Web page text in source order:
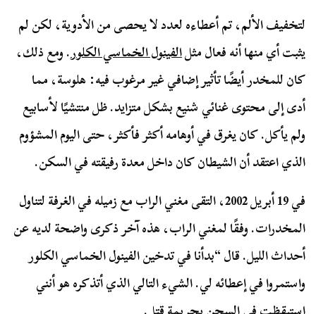
لتخفيف الألم، تم أعطاءه لعدد لا يحصى من الأدوية، لكن لم
يثبت أي منها أنه فعال مثلالفينول الخماسي الكلور. ومع ذلك،
كان للمخدر أيضًا تأثير إضافي غير مرغوب فيه: هلوسة، مما
أدى إلى محتوى غنائي شنيع بشكل متزايد. ظل منتشيًا لأسابيع
ولم يأكل. كان يغرق في أوهامه أكثر فأكثر، حتى اليوم المشؤوم
الذي اعتقد أن الشيطان كان داخل معدة رفيقته في السكن.
في 19 أبريل 2002، التقى مغني الراب مع زميله في الغرفة لتناول
المخدرات. وفقًا لمغني الراب، هذه آخر ذكرى واضحة لديه عن
أحداث الليل. قال “بدأنا في تدخين الفينول الخماسي الكلور
واستمروا في إعطائه لي. الشيء التالي الذي أتذكره هو أنني